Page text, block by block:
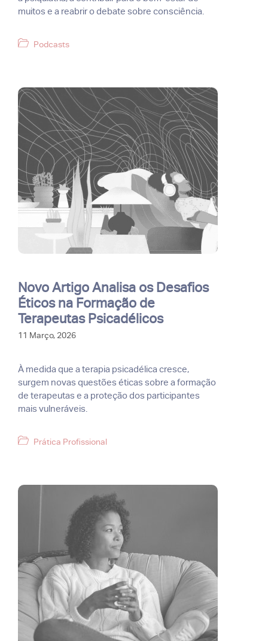
muitos e a reabrir o debate sobre consciência.
Categorias
Podcasts
Novo Artigo Analisa os Desafios
Éticos na Formação de
Terapeutas Psicadélicos
11 Março, 2026
À medida que a terapia psicadélica cresce,
surgem novas questões éticas sobre a formação
de terapeutas e a proteção dos participantes
mais vulneráveis.
Categorias
Prática Profissional